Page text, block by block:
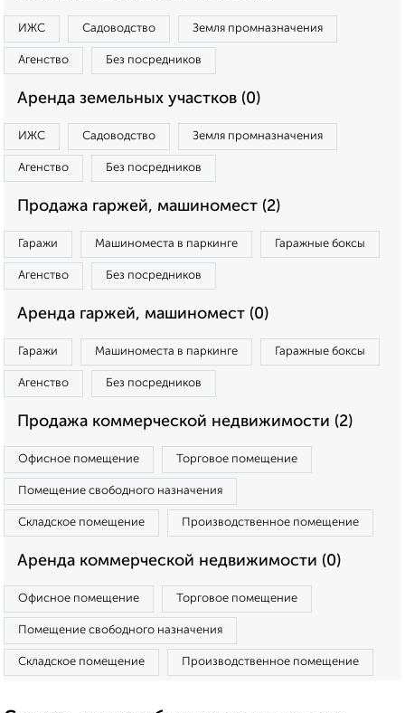
ИЖС Садоводство Земля промназначения
Агенство Без посредников
Аренда земельных участков (0)
ИЖС Садоводство Земля промназначения
Агенство Без посредников
Продажа гаржей, машиномест (2)
Гаражи Машиноместа в паркинге Гаражные боксы
Агенство Без посредников
Аренда гаржей, машиномест (0)
Гаражи Машиноместа в паркинге Гаражные боксы
Агенство Без посредников
Продажа коммерческой недвижимости (2)
Офисное помещение Торговое помещение
Помещение свободного назначения
Складское помещение Производственное помещение
Аренда коммерческой недвижимости (0)
Офисное помещение Торговое помещение
Помещение свободного назначения
Складское помещение Производственное помещение